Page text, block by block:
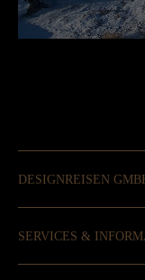
DESIGNREISEN
SERVICES &